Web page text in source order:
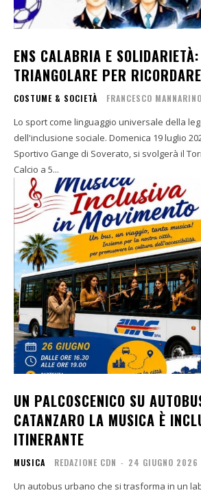
ENS CALABRIA E
TRIANGOLARE PER
COSTUME & SOCIETÀ FRANCESCO MANNARINO
Lo sport come linguaggio universale della
dell'inclusione sociale. Domenica 19 luglio
Sportivo Gange di Soverato, si svolgerà il
Calcio a 5...
UN PALCOSCENICO SU
CATANZARO LA MUSICA È
ITINERANTE
MUSICA REDAZIONE CDN - 24 GIUGNO 2026
Un autobus urbano che si trasforma in un